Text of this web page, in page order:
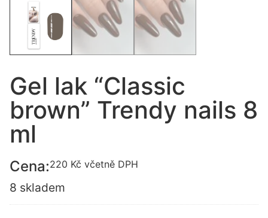
Gel lak “Classic
brown” Trendy nails 8
ml
Cena:220 Kč včetně DPH
8 skladem